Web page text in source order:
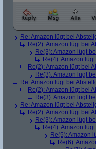
Re: Amazon lügt bei
Re(2): Amazon lügt bei
Re(3): Amazon lügt
Re(4): Amazon
Re(2): Amazon lügt bei
Re(3): Amazon lügt
Re: Amazon lügt bei
Re(2): Amazon lügt bei
Re(3): Amazon lügt
Re: Amazon lügt bei
Re(2): Amazon lügt bei
Re(3): Amazon lügt
Re(4): Amazon
Re(5): Amazon
Re(6):